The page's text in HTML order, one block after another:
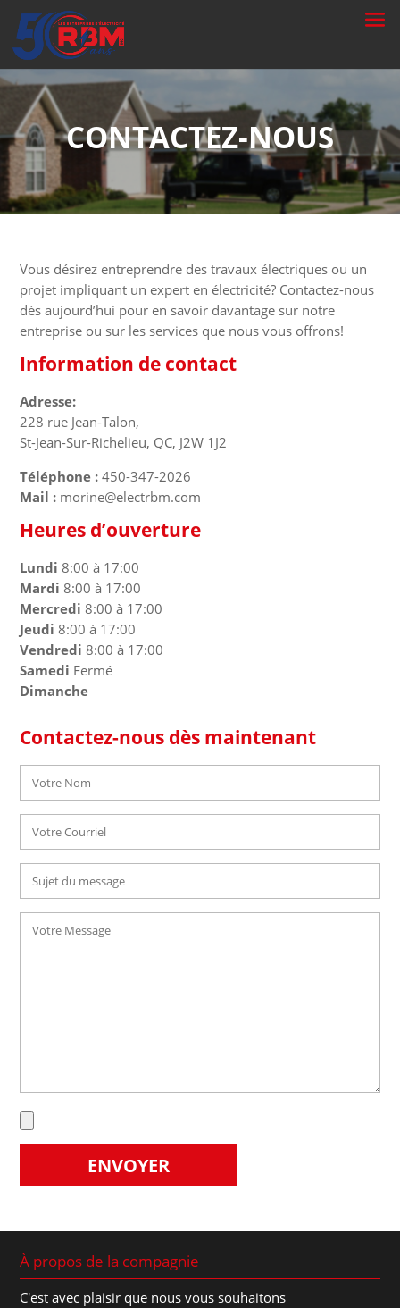
CONTACTEZ-NOUS
Vous désirez entreprendre des travaux électriques ou un
projet impliquant un expert en électricité? Contactez-nous
dès aujourd’hui pour en savoir davantage sur notre
entreprise ou sur les services que nous vous offrons!
Information de contact
Adresse:
228 rue Jean-Talon,
St-Jean-Sur-Richelieu, QC, J2W 1J2
Téléphone : 450-347-2026
Mail : morine@electrbm.com
Heures d’ouverture
Lundi 8:00 à 17:00
Mardi 8:00 à 17:00
Mercredi 8:00 à 17:00
Jeudi 8:00 à 17:00
Vendredi 8:00 à 17:00
Samedi Fermé
Dimanche
Contactez-nous dès maintenant
À propos de la compagnie
C'est avec plaisir que nous vous souhaitons